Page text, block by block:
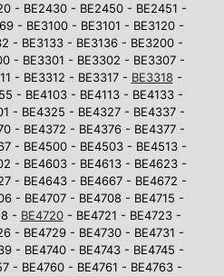
- BE2430 - BE2450 - BE2451 -
- BE3100 - BE3101 - BE3120 -
- BE3133 - BE3136 - BE3200 -
- BE3301 - BE3302 - BE3307 -
- BE3312 - BE3317 - BE3318-
- BE4103 - BE4113 - BE4133 -
- BE4325 - BE4327 - BE4337 -
- BE4372 - BE4376 - BE4377 -
- BE4500 - BE4503 - BE4513 -
- BE4603 - BE4613 - BE4623 -
- BE4643 - BE4667 - BE4672 -
- BE4707 - BE4708 - BE4715 -
- BE4720- BE4721 - BE4723 -
- BE4729 - BE4730 - BE4731 -
- BE4740 - BE4743 - BE4745 -
- BE4760 - BE4761 - BE4763 -